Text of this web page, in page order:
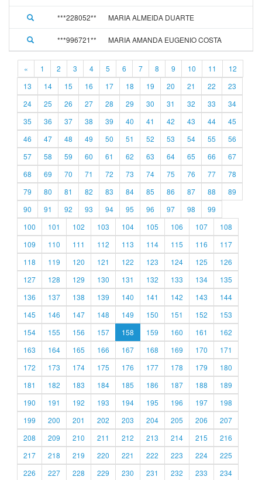
***228052** MARIA ALMEIDA DUARTE
***996721** MARIA AMANDA EUGENIO COSTA
« 1 2 3 4 5 6 7 8 9 10 11
12
13
14 15 16 17 18 19 20 21 22
23
24
25 26 27 28 29 30 31 32 33
34
35
36 37 38 39 40 41 42 43 44
45
46
47 48 49 50 51 52 53 54 55
56
57
58 59 60 61 62 63 64 65 66
67
68
69 70 71 72 73 74 75 76 77
78
79
80 81 82 83 84 85 86 87 88
89
90
91 92 93 94 95 96 97 98
99
100
101 102 103 104 105 106 107
108
109
110 111 112 113 114 115 116
117
118
119 120 121 122 123 124 125
126
127
128 129 130 131 132 133 134
135
136
137 138 139 140 141 142 143
144
145
146 147 148 149 150 151 152
153
154
155 156 157 158 159 160 161
162
163
164 165 166 167 168 169 170
171
172
173 174 175 176 177 178 179
180
181
182 183 184 185 186 187 188
189
190
191 192 193 194 195 196 197
198
199
200 201 202 203 204 205 206
207
208
209 210 211 212 213 214 215
216
217
218 219 220 221 222 223 224
225
226
227 228 229 230 231 232 233 234